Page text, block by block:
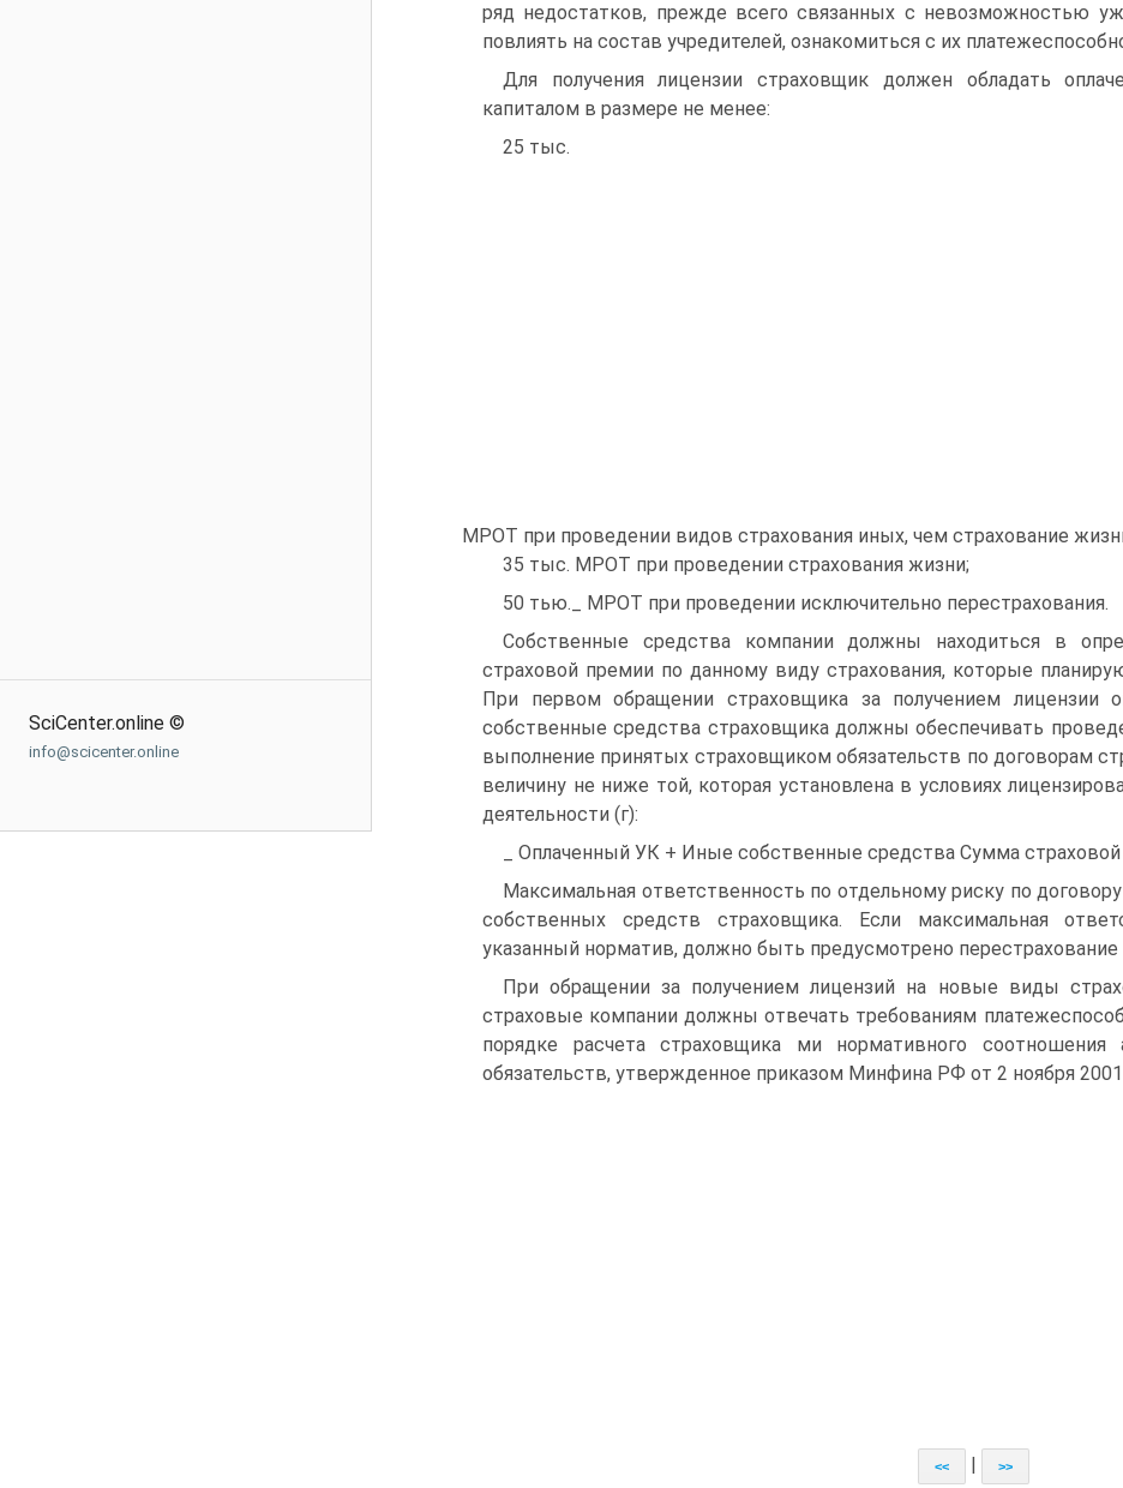
SciCenter.online ©
info@scicenter.online
ряд недостатков, прежде всего связанных с невозможностью
повлиять на состав учредителей, ознакомиться с их
Для получения лицензии страховщик должен обладать
капиталом в размере не менее:
25 тыс.
МРОТ при проведении видов страхования иных, чем страхование
35 тыс. МРОТ при проведении страхования жизни;
50 тью._ МРОТ при проведении исключительно перестрахования.
Собственные средства компании должны находиться в
страховой премии по данному виду страхования, которые
При первом обращении страховщика за получением лицензии
собственные средства страховщика должны обеспечивать
выполнение принятых страховщиком обязательств по договорам
величину не ниже той, которая установлена в условиях
деятельности (г):
_ Оплаченный УК + Иные собственные средства Сумма
Максимальная ответственность по отдельному риску по
собственных средств страховщика. Если максимальная
указанный норматив, должно быть предусмотрено перестрахование
При обращении за получением лицензий на новые виды
страховые компании должны отвечать требованиям
порядке расчета страховщика ми нормативного
обязательств, утвержденное приказом Минфина РФ от 2 ноября 2001
<< >>